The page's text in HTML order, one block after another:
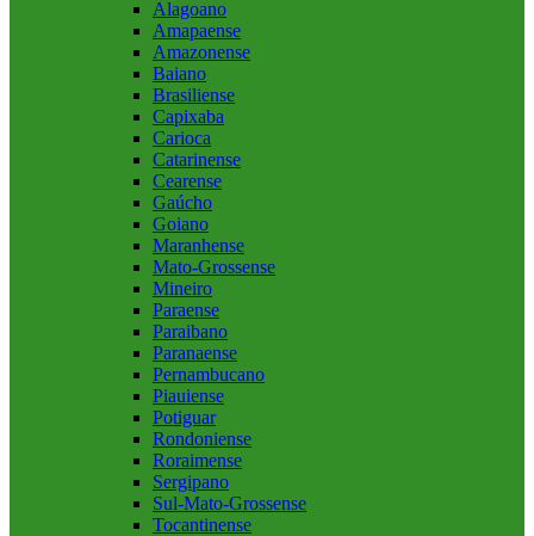
Alagoano
Amapaense
Amazonense
Baiano
Brasiliense
Capixaba
Carioca
Catarinense
Cearense
Gaúcho
Goiano
Maranhense
Mato-Grossense
Mineiro
Paraense
Paraibano
Paranaense
Pernambucano
Piauiense
Potiguar
Rondoniense
Roraimense
Sergipano
Sul-Mato-Grossense
Tocantinense